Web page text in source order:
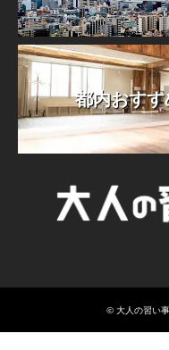
都内おす
© 大人の習い